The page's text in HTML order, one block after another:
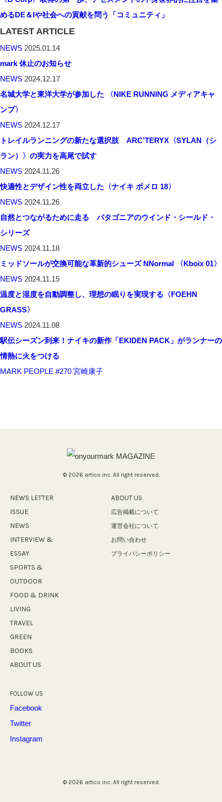
めるDE＆Iや社会への貢献を問う「コミュニティ」
LATEST ARTICLE
NEWS 2025.01.14
mark 休止のお知らせ
NEWS 2024.12.17
名城大学と東洋大学が参加した 〈NIKE RUNNING メディアキャ
ンプ〉
NEWS 2024.12.17
トレイルランニングの新たな選択肢 ARC’TERYX〈SYLAN（シ
ラン）〉の実力を高尾で試す
NEWS 2024.11.26
快適性とデザイン性を両立した〈ナイキ ボメロ 18〉
NEWS 2024.11.26
自然とつながるために走る パタゴニアのウインド・シールド・
シリーズ
NEWS 2024.11.18
ミッドソールが交換可能な革新的シューズ NNormal 〈Kboix 01〉
NEWS 2024.11.15
温度と湿度を自動調整し、理想の眠りを実現する〈FOEHN
GRASS〉
NEWS 2024.11.08
駅伝シーズン到来！ナイキの新作「EKIDEN PACK」がランナーの
情熱に火をつける
MARK PEOPLE #270 宮崎康子
で
ス
ツ
と
を
楽
る
GREENROOM
催！
© 2026 artico inc. All right reserved.
NEWS LETTER
ISSUE
NEWS
INTERVIEW &
ESSAY
SPORTS &
OUTDOOR
FOOD & DRINK
LIVING
TRAVEL
GREEN
BOOKS
ABOUT US
ABOUT US
広告掲載について
運営会社について
お問い合わせ
プライバシーポリシー
FOLLOW US
Facebook
Twitter
Instagram
© 2026 artico inc. All right reserved.